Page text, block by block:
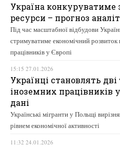
Україна конкуруватиме
ресурси – прогноз
Під час масштабної відбудови
стримуватиме економічний розвиток
працівників у Європі
15:15 27.01.2026
Українці становлять
іноземних працівників
дані
Українські мігранти у Польщі
рівнем економічної активності
11:32 24.01.2026